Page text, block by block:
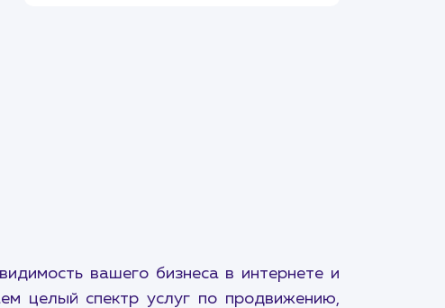
вашего бизнеса в интернете и
целый спектр услуг по продвижению,